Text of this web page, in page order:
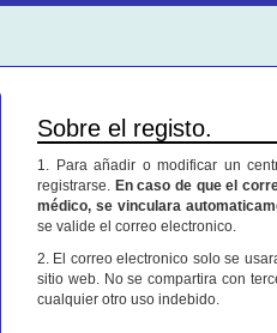
Sobre el registo.
1. Para añadir o modificar un
registrarse. En caso de que el
médico, se vinculara
se valide el correo electronico.
2. El correo electronico solo se
sitio web. No se compartira con
cualquier otro uso indebido.